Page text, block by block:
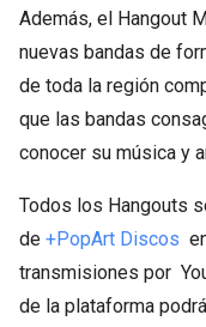
Además, el Hangout
nuevas bandas de
de toda la región
que las bandas
conocer su música y
Todos los Hangouts
de +PopArt Discos
transmisiones por
de la plataforma